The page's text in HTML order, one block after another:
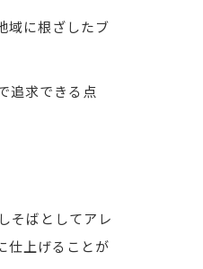
域に根ざしたブ
追求できる点
そばとしてアレ
仕上げることが